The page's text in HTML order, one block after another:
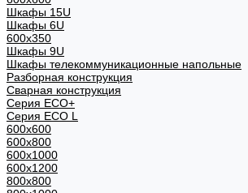
Шкафы 15U
Шкафы 6U
600x350
Шкафы 9U
Шкафы телекоммуникационные напольные
Разборная конструкция
Сварная конструкция
Серия ECO+
Серия ECO L
600x600
600x800
600х1000
600х1200
800x800